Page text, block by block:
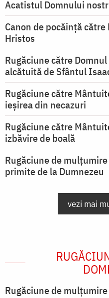
Acatistul Domnului
Canon de pocăință
Hristos
Rugăciune către
alcătuită de Sfântul
Rugăciune către
ieşirea din necazuri
Rugăciune către
izbăvire de boală
Rugăciune de
primite de la Dumnezeu
vezi mai
Rugăciune de